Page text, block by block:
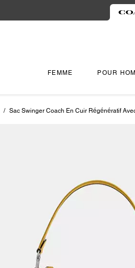
FEMME POUR
/ Sac Swinger Coach En Cuir Régénératif